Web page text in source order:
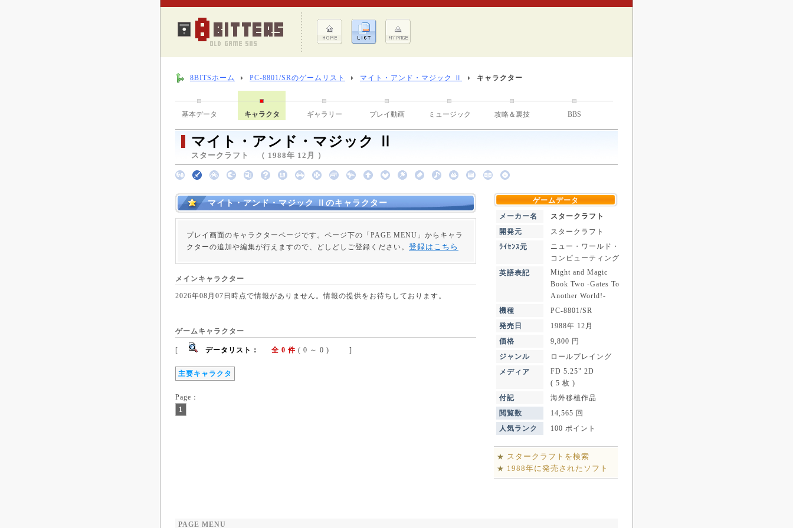
8BITSホーム PC-8801/SRのゲームリスト マイト・アンド・マジック Ⅱ キャラクター
基本データ キャラクタ ギャラリー プレイ動画 ミュージック 攻略＆裏技 BBS
マイト・アンド・マジック Ⅱ
スタークラフト （ 1988年 12月 ）
マイト・アンド・マジック Ⅱのキャラクター
プレイ画面のキャラクターページです。ページ下の「PAGE MENU」からキャラ
クターの追加や編集が行えますので、どしどしご登録ください。 登録はこちら
メインキャラクター
2026年08月07日時点で情報がありません。情報の提供をお待ちしております。
ゲームキャラクター
[ データリスト： 全 0 件 ( 0 ～ 0 ) ]
主要キャラクタ
Page：
1
ゲームデータ
メーカー名
スタークラフト
開発元
スタークラフト
ﾗｲｾﾝｽ元
ニュー・ワールド・
コンピューティング
英語表記
Might and Magic
Book Two -Gates To
Another World!-
機種
PC-8801/SR
発売日
1988年 12月
価格
9,800 円
ジャンル
ロールプレイング
メディア
FD 5.25" 2D
( 5 枚 )
付記
海外移植作品
閲覧数
14,565 回
人気ランク
100 ポイント
★ スタークラフトを検索
★ 1988年に発売されたソフト
PAGE MENU